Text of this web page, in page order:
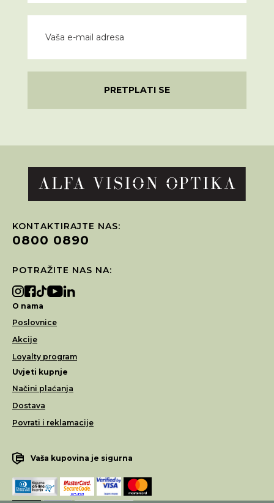
PRETPLATI SE
KONTAKTIRAJTE NAS:
0800 0890
POTRAŽITE NAS NA:
O nama
Poslovnice
Akcije
Loyalty program
Uvjeti kupnje
Načini plaćanja
Dostava
Povrati i reklamacije
Vaša kupovina je sigurna